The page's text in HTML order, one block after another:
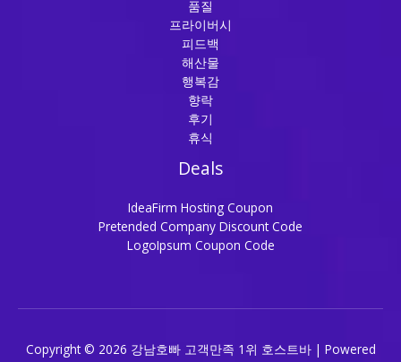
품질
프라이버시
피드백
해산물
행복감
향락
후기
휴식
Deals
IdeaFirm Hosting Coupon
Pretended Company Discount Code
LogoIpsum Coupon Code
Copyright © 2026 강남호빠 고객만족 1위 호스트바 | Powered